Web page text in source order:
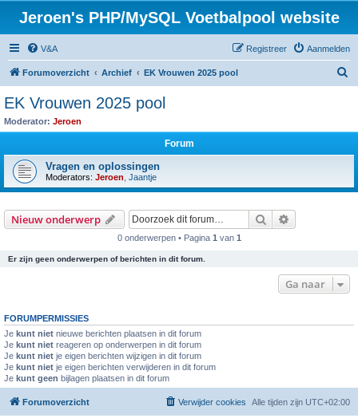
Jeroen's PHP/MySQL Voetbalpool website
V&A Aanmelden
Registreer
Forumoverzicht Archief EK Vrouwen 2025 pool
EK Vrouwen 2025 pool
Moderator: Jeroen
Forum
Vragen en oplossingen
Moderators: Jeroen Jaantje
Nieuw onderwerp Zoek
0 onderwerpen • Pagina 1 van 1
Er zijn geen onderwerpen of berichten in dit forum.
Ga naar
FORUMPERMISSIES
Je kunt niet nieuwe berichten plaatsen in dit forum
Je kunt niet reageren op onderwerpen in dit forum
Je kunt niet je eigen berichten wijzigen in dit forum
Je kunt niet je eigen berichten verwijderen in dit forum
Je kunt geen bijlagen plaatsen in dit forum
Forumoverzicht Alle tijden zijn UTC+02:00
Verwijder cookies